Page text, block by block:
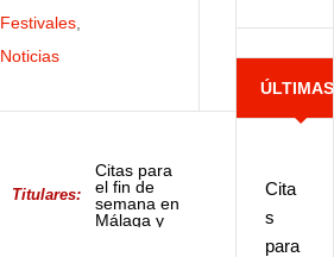
Festivales
Noticias
Titulares:
Citas para
el fin de
semana en
Málaga y
ÚLTIMAS
Cita
s
para